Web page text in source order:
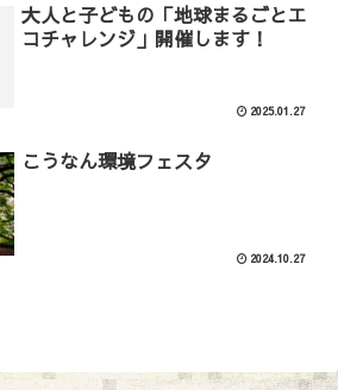
大人と子どもの「地球まるごとエ
コチャレンジ」開催します！
2025.01.27
こうなん環境フェスタ
2024.10.27